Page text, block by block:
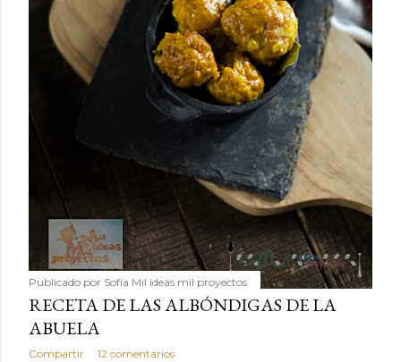
Publicado por Sofía Mil ideas mil proyectos
RECETA DE LAS ALBÓNDIGAS DE LA
ABUELA
Compartir 12 comentarios